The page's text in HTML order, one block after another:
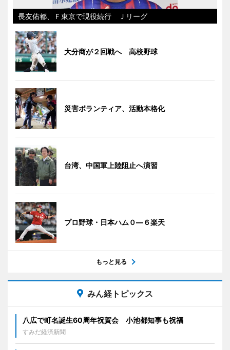
長友佑都、Ｆ東京で現役続行 Ｊリーグ
大分商が２回戦へ 高校野球
災害ボランティア、活動本格化
台湾、中国軍上陸阻止へ演習
プロ野球・日本ハム０―６楽天
もっと見る
みん経トピックス
八広で町名誕生60周年祝賀会 小池都知事も祝福
すみだ経済新聞